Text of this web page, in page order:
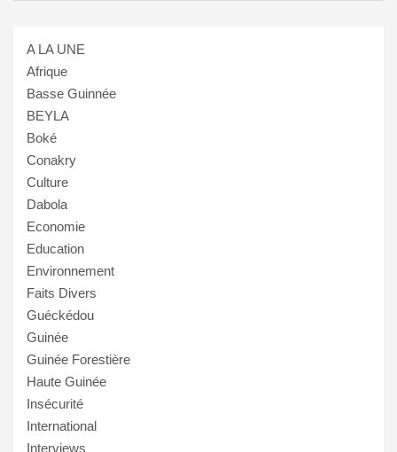
A LA UNE
Afrique
Basse Guinnée
BEYLA
Boké
Conakry
Culture
Dabola
Economie
Education
Environnement
Faits Divers
Guéckédou
Guinée
Guinée Forestière
Haute Guinée
Insécurité
International
Interviews